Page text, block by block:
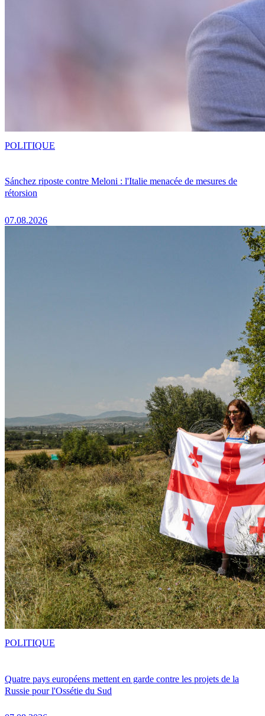
Sánchez riposte contre Meloni : l'Italie menacée de mesures de
rétorsion
07.08.2026
POLITIQUE
Quatre pays européens mettent en garde contre les projets de la
Russie pour l'Ossétie du Sud
POLITIQUE